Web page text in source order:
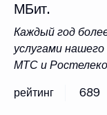
МБит.
Каждый год
услугами
МТС и
рейтинг 689